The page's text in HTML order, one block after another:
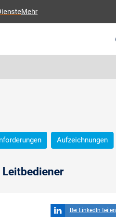
Mehr
Aufzeichnungen
Bei LinkedIn teilen